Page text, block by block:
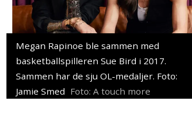
Megan Rapinoe ble sammen med
basketballspilleren Sue Bird i 2017.
Sammen har de sju OL-medaljer. Foto:
Jamie Smed Foto: A touch more